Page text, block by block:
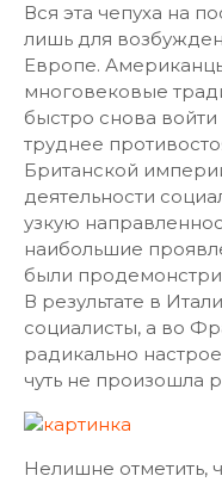
Вся эта чепуха на
лишь для
Европе.
многовековые
быстро снова
труднее
Британской
деятельности
узкую
наибольшие
были
В результате в
социалисты, а во
радикально
чуть не произошла
Нелишне отметить,